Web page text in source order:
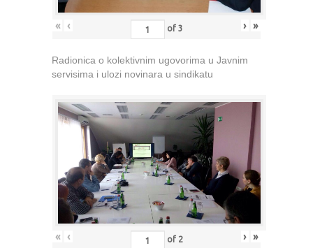
« ‹ of 3 › »
Radionica o kolektivnim ugovorima u Javnim
servisima i ulozi novinara u sindikatu
« ‹ of 2 › »